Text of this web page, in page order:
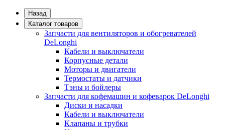
Назад
Каталог товаров
Запчасти для вентиляторов и обогревателей
DeLonghi
Кабели и выключатели
Корпусные детали
Моторы и двигатели
Термостаты и датчики
Тэны и бойлеры
Запчасти для кофемашин и кофеварок DeLonghi
Диски и насадки
Кабели и выключатели
Клапаны и трубки